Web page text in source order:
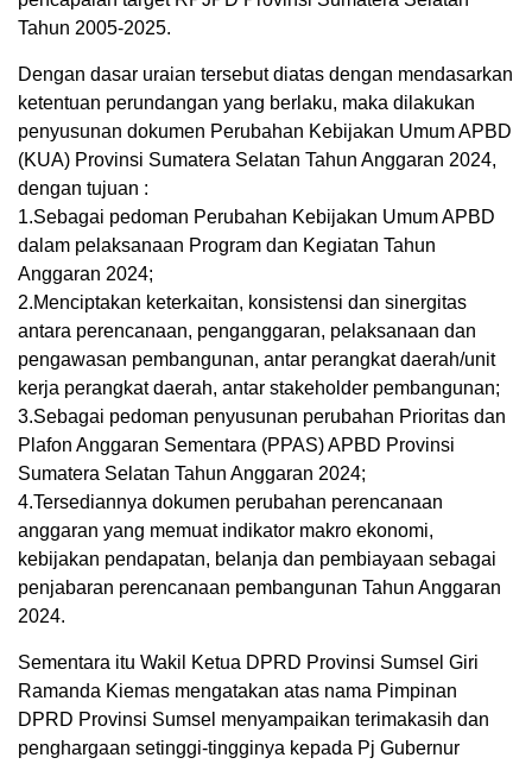
Tahun 2005-2025.
Dengan dasar uraian tersebut diatas dengan mendasarkan
ketentuan perundangan yang berlaku, maka dilakukan
penyusunan dokumen Perubahan Kebijakan Umum APBD
(KUA) Provinsi Sumatera Selatan Tahun Anggaran 2024,
dengan tujuan :
1.Sebagai pedoman Perubahan Kebijakan Umum APBD
dalam pelaksanaan Program dan Kegiatan Tahun
Anggaran 2024;
2.Menciptakan keterkaitan, konsistensi dan sinergitas
antara perencanaan, penganggaran, pelaksanaan dan
pengawasan pembangunan, antar perangkat daerah/unit
kerja perangkat daerah, antar stakeholder pembangunan;
3.Sebagai pedoman penyusunan perubahan Prioritas dan
Plafon Anggaran Sementara (PPAS) APBD Provinsi
Sumatera Selatan Tahun Anggaran 2024;
4.Tersediannya dokumen perubahan perencanaan
anggaran yang memuat indikator makro ekonomi,
kebijakan pendapatan, belanja dan pembiayaan sebagai
penjabaran perencanaan pembangunan Tahun Anggaran
2024.
Sementara itu Wakil Ketua DPRD Provinsi Sumsel Giri
Ramanda Kiemas mengatakan atas nama Pimpinan
DPRD Provinsi Sumsel menyampaikan terimakasih dan
penghargaan setinggi-tingginya kepada Pj Gubernur